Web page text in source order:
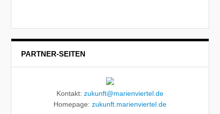
PARTNER-SEITEN
Kontakt: zukunft@marienviertel.de
Homepage: zukunft.marienviertel.de